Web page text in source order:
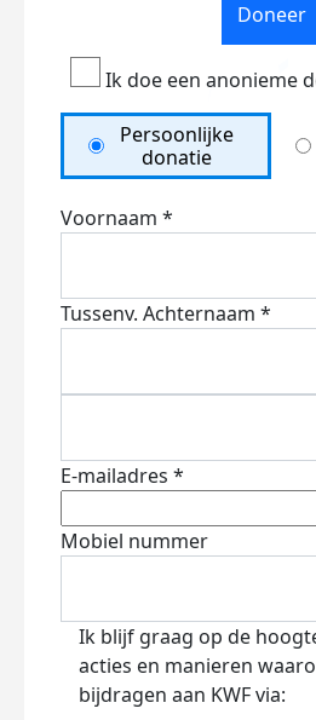
Doneer
Ik doe een anonieme
Persoonlijke
donatie
Voornaam *
Tussenv. Achternaam *
E-mailadres *
Mobiel nummer
Ik blijf graag op de
acties en manieren
bijdragen aan KWF via: